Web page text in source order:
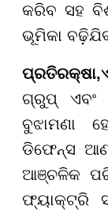
କରିବ ସହ
ଭୂମିକା
ପ୍ରତିରକ୍ଷା,
ଗ୍ରୁପ୍
ବୁଝାମଣା
ଡିଫେନ୍ସ
ଆଞ୍ଚଳିକ
ଫ୍ୟାକ୍ଟ୍ରି